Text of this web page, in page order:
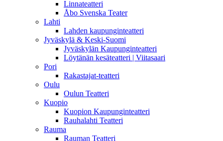
Linnateatteri
Åbo Svenska Teater
Lahti
Lahden kaupunginteatteri
Jyväskylä & Keski-Suomi
Jyväskylän Kaupunginteatteri
Löytänän kesäteatteri | Viitasaari
Pori
Rakastajat-teatteri
Oulu
Oulun Teatteri
Kuopio
Kuopion Kaupunginteatteri
Rauhalahti Teatteri
Rauma
Rauman Teatteri